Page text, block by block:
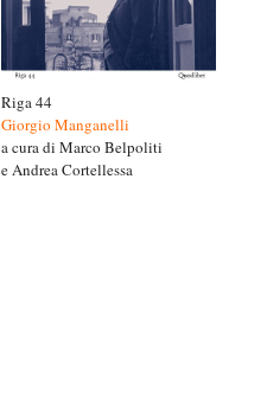
Riga 44
Giorgio Manganelli
a cura di Marco Belpoliti
e Andrea Cortellessa